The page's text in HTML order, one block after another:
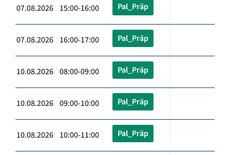
07.08.2026 15:00-16:00 Pal_Präp
07.08.2026 16:00-17:00 Pal_Präp
10.08.2026 08:00-09:00 Pal_Präp
10.08.2026 09:00-10:00 Pal_Präp
10.08.2026 10:00-11:00 Pal_Präp